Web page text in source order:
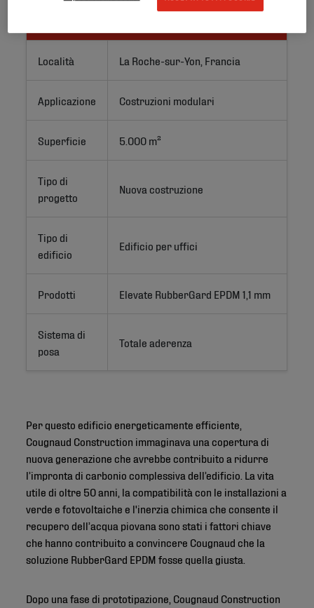
Località La Roche-sur-Yon, Francia
Applicazione Costruzioni modulari
Superficie 5.000 m²
Tipo di
progetto
Nuova costruzione
Tipo di
edificio
Edificio per uffici
Prodotti Elevate RubberGard EPDM 1,1 mm
Sistema di
posa
Totale aderenza
Per questo edificio energeticamente efficiente,
Cougnaud Construction immaginava una copertura di
nuova generazione che avrebbe contribuito a ridurre
l’impronta di carbonio complessiva dell’edificio. La vita
utile di oltre 50 anni, la compatibilità con le installazioni a
verde e fotovoltaiche e l'inerzia chimica che consente il
recupero dell’acqua piovana sono stati i fattori chiave
che hanno contribuito a convincere Cougnaud che la
soluzione RubberGard EPDM fosse quella giusta.
Dopo una fase di prototipazione, Cougnaud Construction